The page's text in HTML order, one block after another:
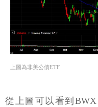
上圖為非美公債ETF
從上圖可以看到